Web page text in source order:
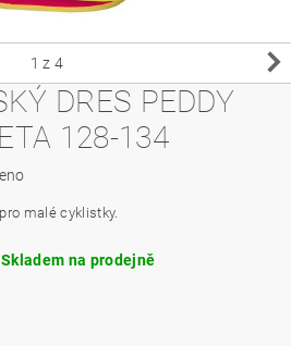
1 z 4
DRES PEDDY
128-134
malé cyklistky.
Skladem na prodejně